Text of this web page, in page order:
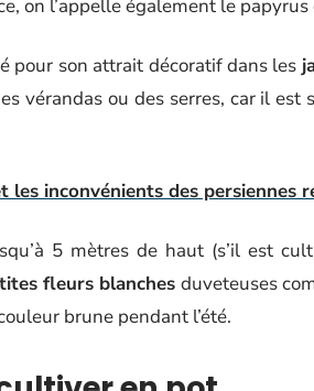
on l’appelle également le
pour son attrait décoratif dans les
vérandas ou des serres, car il est
les inconvénients des persiennes
5 mètres de haut (s’il est
fleurs blanches duveteuses
brune pendant l’été.